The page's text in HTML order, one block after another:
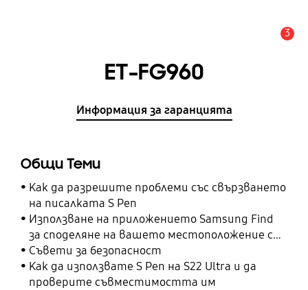
3
ET-FG960
Информация за гаранцията
Общи Теми
Как да разрешите проблеми със свързването
на писалката S Pen
Използване на приложението Samsung Find
за споделяне на вашето местоположение с
вашите приятели, дете, семейство и други
контакти
Съвети за безопасност
Как да използвате S Pen на S22 Ultra и да
проверите съвместимостта им